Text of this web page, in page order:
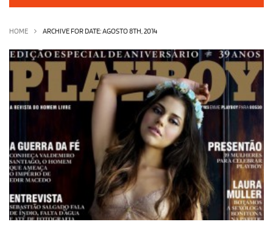
HOME ARCHIVE FOR DATE: AGOSTO 8TH, 2014